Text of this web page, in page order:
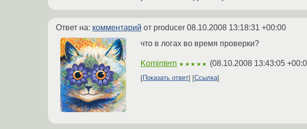
Ответ на: комментарий от producer 08.10.2008 13:18:31 +00:00
что в логах во время проверки?
Komintern ★★★★★ (08.10.2008 13:43:05
Показать ответ Ссылка